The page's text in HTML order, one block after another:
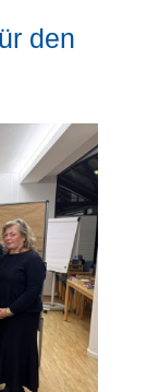
den